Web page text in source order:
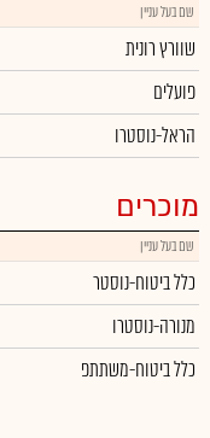
שם בעל עניין
שוורץ רונית
פועלים
הראל-נוסטרו
מוכרים
שם בעל עניין
כלל ביטוח-נוסטר
מנורה-נוסטרו
כלל ביטוח-משתתפ